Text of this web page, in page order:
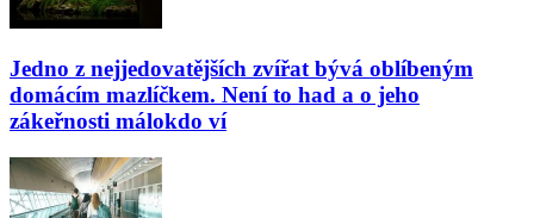
Jedno z nejjedovatějších zvířat bývá oblíbeným
domácím mazlíčkem. Není to had a o jeho
zákeřnosti málokdo ví